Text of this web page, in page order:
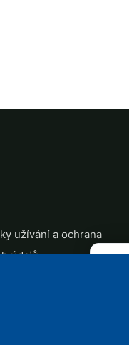
užívání a ochrana
údajů